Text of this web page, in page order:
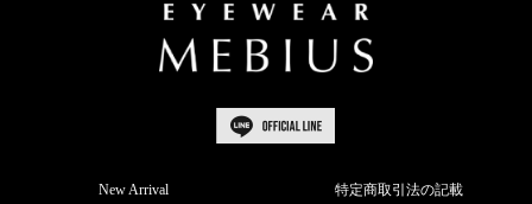
New Arrival 特定商取引法の記載